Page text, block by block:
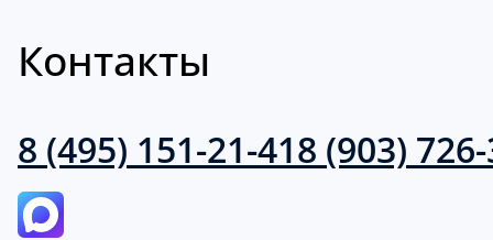
Контакты
8 (495) 151-21-418 (903)